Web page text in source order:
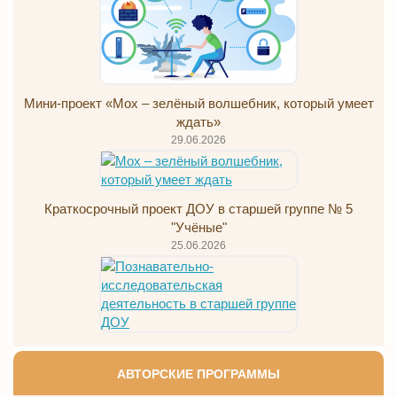
Мини-проект «Мох – зелёный волшебник, который умеет
ждать»
29.06.2026
Краткосрочный проект ДОУ в старшей группе № 5
"Учёные"
25.06.2026
АВТОРСКИЕ ПРОГРАММЫ